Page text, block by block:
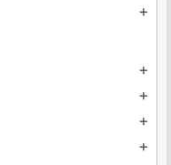
add
add
add
add
add